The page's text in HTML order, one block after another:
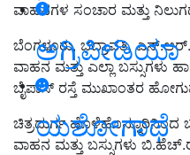
ಅಗ್ರಿಪೀಡಿಯಾ
ಯಶೋಗಾಥೆ
ವಾಹನಗಳ ಸಂಚಾರ ಮತ್ತು
ಬೆಂಗಳೂರು, ಭದ್ರಾವತಿ,
ವಾಹನ ಮತ್ತು ಎಲ್ಲಾ ಬಸ್ಸುಗಳು
ಬೈಪಾಸ್ ರಸ್ತೆ ಮುಖಾಂತರ
ಚಿತ್ರದುರ್ಗ ಹೊಳೆಹೊನ್ನೂರಿನಿಂದ
ವಾಹನ ಮತ್ತು ಬಸ್ಸುಗಳು